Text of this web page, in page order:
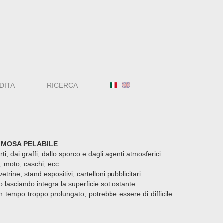
RICERCA
PELABILE
dai graffi, dallo sporco e dagli agenti atmosferici.
moto, caschi, ecc.
stand espositivi, cartelloni pubblicitari.
lasciando integra la superficie sottostante.
tempo troppo prolungato, potrebbe essere di difficile